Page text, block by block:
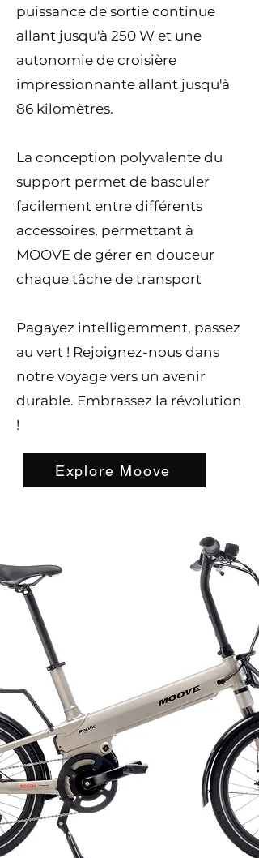
puissance de sortie continue
allant jusqu'à 250 W et une
autonomie de croisière
impressionnante allant jusqu'à
86 kilomètres.
La conception polyvalente du
support permet de basculer
facilement entre différents
accessoires, permettant à
MOOVE de gérer en douceur
chaque tâche de transport
Pagayez intelligemment, passez
au vert ! Rejoignez-nous dans
notre voyage vers un avenir
durable. Embrassez la révolution
!
Explore Moove